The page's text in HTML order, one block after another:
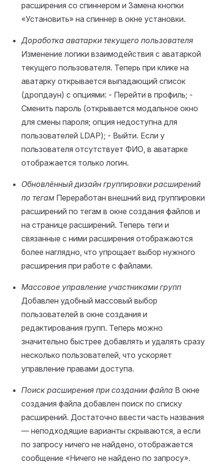
расширения со спиннером и Замена кнопки
«Установить» на спиннер в окне установки.
Доработка аватарки текущего пользователя
Изменение логики взаимодействия с аватаркой
текущего пользователя. Теперь при клике на
аватарку открывается выпадающий список
(дропдаун) с опциями: - Перейти в профиль; -
Сменить пароль (открывается модальное окно
для смены пароля; опция недоступна для
пользователей LDAP); - Выйти. Если у
пользователя отсутствует ФИО, в аватарке
отображается только логин.
Обновлённый дизайн группировки расширений
по тегам Переработан внешний вид группировки
расширений по тегам в окне создания файлов и
на странице расширений. Теперь теги и
связанные с ними расширения отображаются
более наглядно, что упрощает выбор нужного
расширения при работе с файлами.
Массовое управление участниками групп
Добавлен удобный массовый выбор
пользователей в окне создания и
редактирования групп. Теперь можно
значительно быстрее добавлять и удалять сразу
несколько пользователей, что ускоряет
управление правами доступа.
Поиск расширения при создании файла В окне
создания файла добавлен поиск по списку
расширений. Достаточно ввести часть названия
— неподходящие варианты скрываются, а если
по запросу ничего не найдено, отображается
сообщение «Ничего не найдено по запросу».